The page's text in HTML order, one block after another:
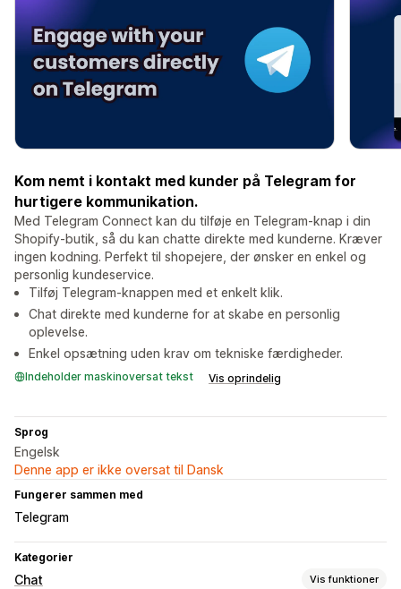
Kom nemt i kontakt med kunder på Telegram for
hurtigere kommunikation.
Med Telegram Connect kan du tilføje en Telegram-knap i din
Shopify-butik, så du kan chatte direkte med kunderne. Kræver
ingen kodning. Perfekt til shopejere, der ønsker en enkel og
personlig kundeservice.
Tilføj Telegram-knappen med et enkelt klik.
Chat direkte med kunderne for at skabe en personlig
oplevelse.
Enkel opsætning uden krav om tekniske færdigheder.
Indeholder maskinoversat tekst Vis oprindelig
Sprog
Engelsk
Denne app er ikke oversat til Dansk
Fungerer sammen med
Telegram
Kategorier
Chat Vis funktioner